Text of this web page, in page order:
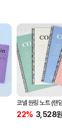
코넬 원링 노트 (랜
22% 3,528